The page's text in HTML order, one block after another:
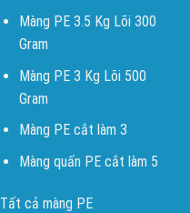
Màng PE 3.5 Kg Lõi 300
Gram
Màng PE 3 Kg Lõi 500
Gram
Màng PE cắt làm 3
Màng quấn PE cắt làm 5
Tất cả màng PE